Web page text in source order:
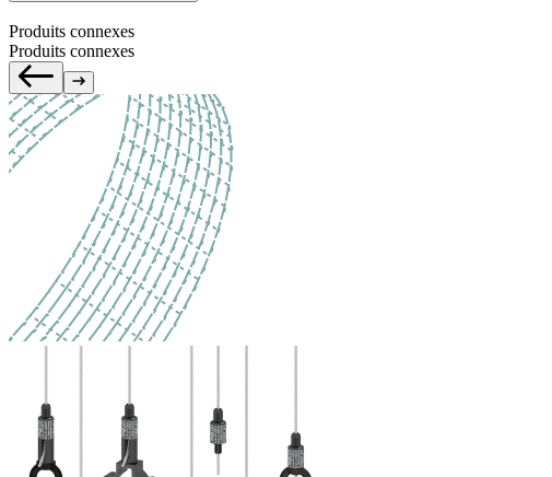
Produits connexes
Produits connexes